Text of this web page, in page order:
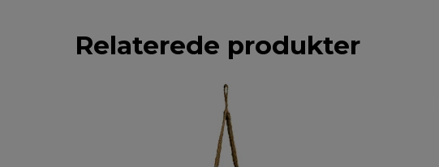
Relaterede produkter